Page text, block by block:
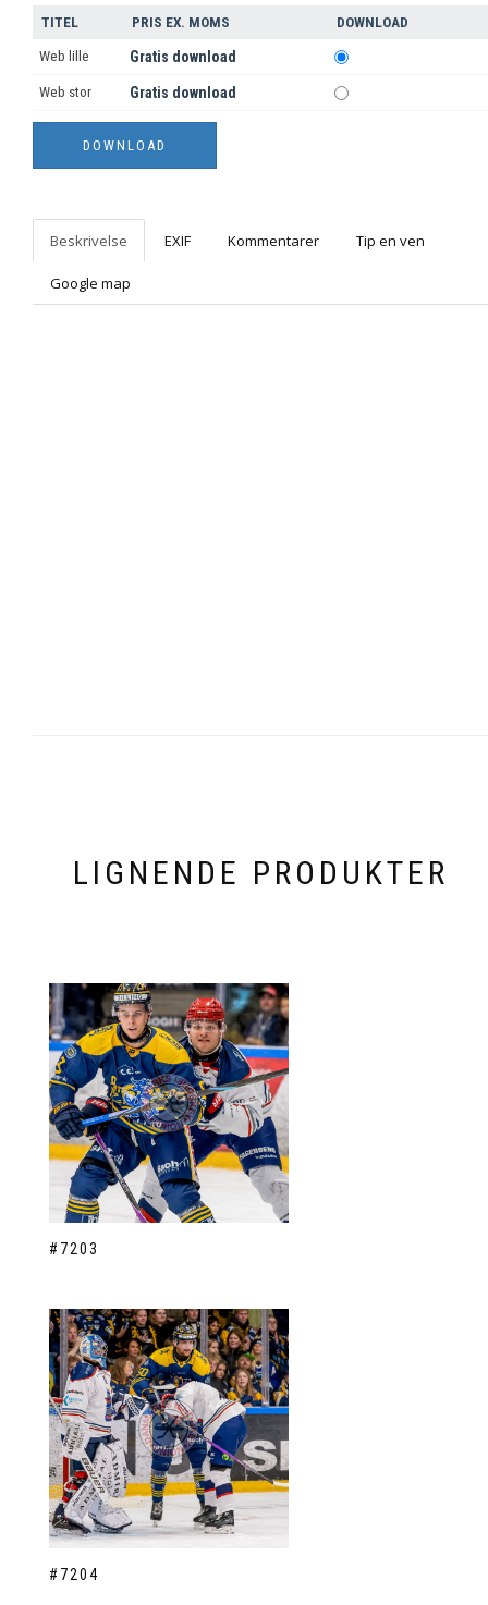
TITEL PRIS EX. MOMS DOWNLOAD
Web lille Gratis download
Web stor Gratis download
Beskrivelse EXIF Kommentarer Tip en ven
Google map
LIGNENDE PRODUKTER
#7203
#7204